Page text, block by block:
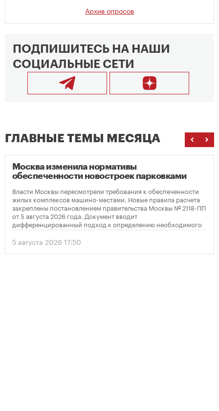
Архив опросов
ПОДПИШИТЕСЬ НА НАШИ
СОЦИАЛЬНЫЕ СЕТИ
ГЛАВНЫЕ ТЕМЫ МЕСЯЦА
Москва изменила нормативы
обеспеченности новостроек парковками
Власти Москвы пересмотрели требования к обеспеченности
жилых комплексов машино-местами. Новые правила расчета
закреплены постановлением правительства Москвы № 2118-ПП
от 5 августа 2026 года. Документ вводит
дифференцированный подход к определению необходимого
количества парковок в зависимости от площади квартир и
устанавливает переходный период для уже согласованных
проектов.
5 августа 2026 17:50